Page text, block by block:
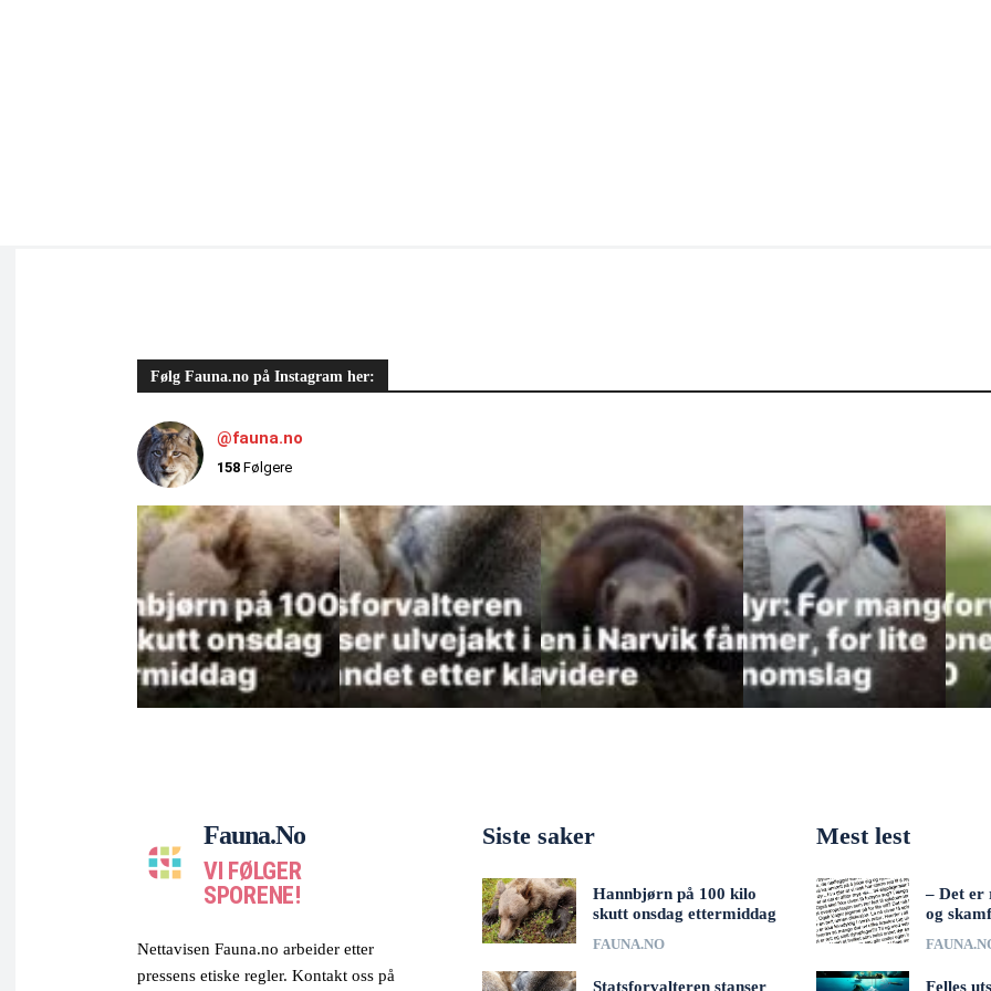
Følg Fauna.no på Instagram her:
@fauna.no
158 Følgere
Fauna.no
VI FØLGER
SPORENE!
Nettavisen Fauna.no arbeider etter
pressens etiske regler. Kontakt oss på
Siste saker
Hannbjørn på 100 kilo
skutt onsdag ettermiddag
FAUNA.NO
Statsforvalteren stanser
Mest lest
– Det er
og
Felles